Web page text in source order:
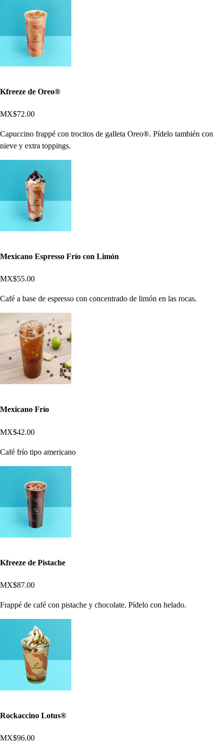
Kfreeze de Oreo®
MX$72.00
Capuccino frappé con trocitos de galleta Oreo®. Pídelo también con
nieve y extra toppings.
Mexicano Espresso Frío con Limón
MX$55.00
Café a base de espresso con concentrado de limón en las rocas.
Mexicano Frío
MX$42.00
Café frío tipo americano
Kfreeze de Pistache
MX$87.00
Frappé de café con pistache y chocolate. Pídelo con helado.
Rockaccino Lotus®
MX$96.00